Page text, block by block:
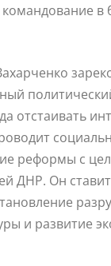
в
отстаивать
реформы с
ДНР. Он
и развитие